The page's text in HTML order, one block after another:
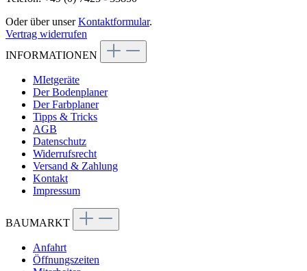
Oder über unserKontaktformular.
Vertrag widerrufen
INFORMATIONEN
MIetgeräte
Der Bodenplaner
Der Farbplaner
Tipps & Tricks
AGB
Datenschutz
Widerrufsrecht
Versand & Zahlung
Kontakt
Impressum
BAUMARKT
Anfahrt
Öffnungszeiten